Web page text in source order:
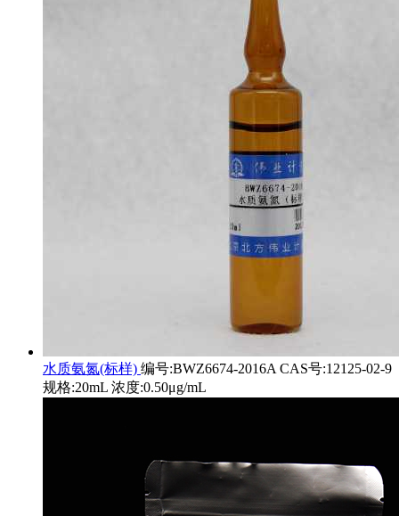
水质氨氮(标样) 编号:BWZ6674-2016A CAS号:12125-02-9
规格:20mL 浓度:0.50μg/mL